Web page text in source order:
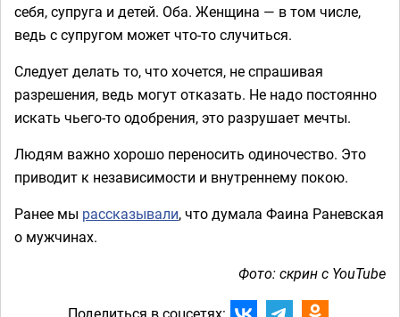
себя, супруга и детей. Оба. Женщина — в том числе,
ведь с супругом может что-то случиться.
Следует делать то, что хочется, не спрашивая
разрешения, ведь могут отказать. Не надо постоянно
искать чьего-то одобрения, это разрушает мечты.
Людям важно хорошо переносить одиночество. Это
приводит к независимости и внутреннему покою.
Ранее мы рассказывали, что думала Фаина Раневская
о мужчинах.
Фото: скрин с YouTube